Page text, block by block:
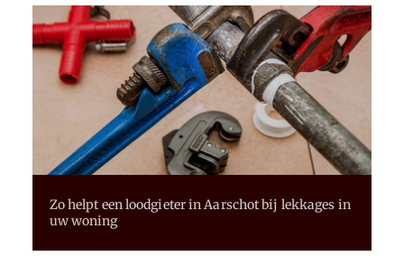
Zo helpt een loodgieter in Aarschot bij lekkages in
uw woning